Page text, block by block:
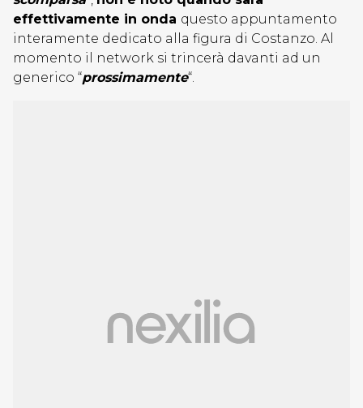
effettivamente in onda questo appuntamento
interamente dedicato alla figura di Costanzo. Al
momento il network si trincerà davanti ad un
generico “prossimamente“.